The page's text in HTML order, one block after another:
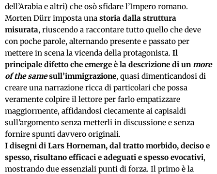
dell’Arabia e altri) che osò sfidare l’Impero romano.
Morten Dürr imposta una storia dalla struttura
misurata, riuscendo a raccontare tutto quello che deve
con poche parole, alternando presente e passato per
mettere in scena la vicenda della protagonista. Il
principale difetto che emerge è la descrizione di unmore
of the samesull’immigrazione, quasi dimenticandosi di
creare una narrazione ricca di particolari che possa
veramente colpire il lettore per farlo empatizzare
maggiormente, affidandosi ciecamente ai capisaldi
sull’argomento senza metterli in discussione e senza
fornire spunti davvero originali.
I disegni di Lars Horneman, dal tratto morbido, deciso e
spesso, risultano efficaci e adeguati e spesso evocativi,
mostrando due essenziali punti di forza. Il primo è la